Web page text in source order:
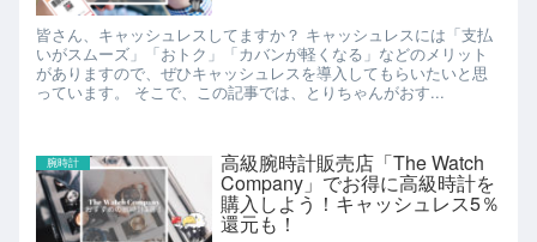
皆さん、キャッシュレスしてますか？ キャッシュレスには「支払
いがスムーズ」「おトク」「カバンが軽くなる」などのメリット
がありますので、ぜひキャッシュレスを導入してもらいたいと思
っています。 そこで、この記事では、とりちゃんがおす...
腕時計 高級腕時計販売店「The Watch
Company」でお得に高級時計を
購入しよう！キャッシュレス5％
還元も！